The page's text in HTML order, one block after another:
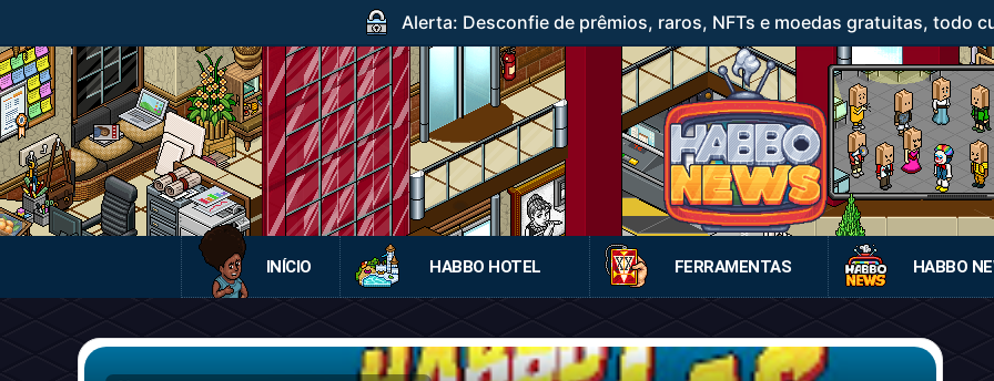
Alerta: Desconfie de prêmios, raros, NFTs e moedas gratuitas, todo
INÍCIO HABBO HOTEL FERRAMENTAS HABBO